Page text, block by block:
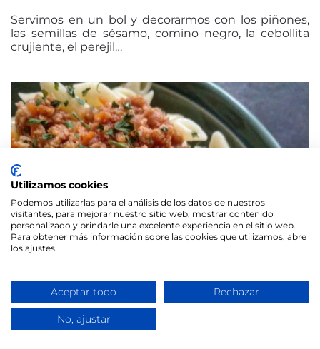
Servimos en un bol y decorarmos con los piñones,
las semillas de sésamo, comino negro, la cebollita
crujiente, el perejil…
Utilizamos cookies
Podemos utilizarlas para el análisis de los datos de nuestros
visitantes, para mejorar nuestro sitio web, mostrar contenido
personalizado y brindarle una excelente experiencia en el sitio web.
Para obtener más información sobre las cookies que utilizamos, abre
los ajustes.
Aceptar todo Rechazar
No, ajustar